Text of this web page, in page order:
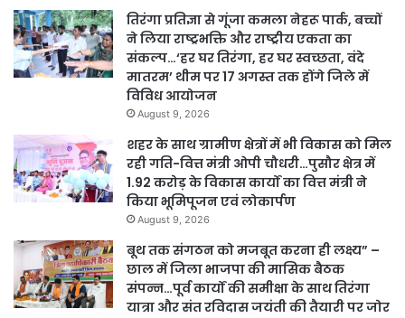
तिरंगा प्रतिज्ञा से गूंजा कमला नेहरू पार्क, बच्चों
ने लिया राष्ट्रभक्ति और राष्ट्रीय एकता का
संकल्प…‘हर घर तिरंगा, हर घर स्वच्छता, वंदे
मातरम’ थीम पर 17 अगस्त तक होंगे जिले में
विविध आयोजन
August 9, 2026
शहर के साथ ग्रामीण क्षेत्रों में भी विकास को मिल
रही गति-वित्त मंत्री ओपी चौधरी…पुसौर क्षेत्र में
1.92 करोड़ के विकास कार्यों का वित्त मंत्री ने
किया भूमिपूजन एवं लोकार्पण
August 9, 2026
बूथ तक संगठन को मजबूत करना ही लक्ष्य” –
छाल में जिला भाजपा की मासिक बैठक
संपन्न…पूर्व कार्यों की समीक्षा के साथ तिरंगा
यात्रा और संत रविदास जयंती की तैयारी पर जोर